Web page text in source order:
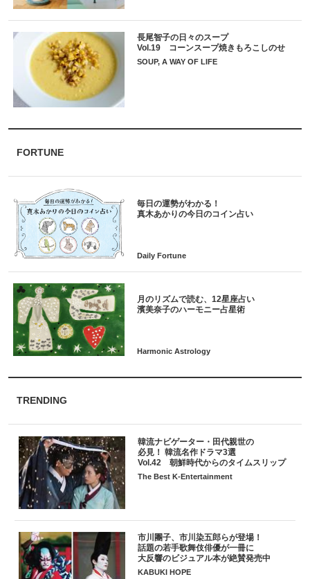
長尾智子の日々のスープ
Vol.19 コーンスープ焼きもろこしのせ
SOUP, A WAY OF LIFE
FORTUNE
毎日の運勢がわかる！
月のリズムで読む、12星座占い
TRENDING
韓流ナビゲーター・田代親世の
必見！ 韓流名作ドラマ3選
Vol.42 朝鮮時代からのタイムスリップ
The Best K-Entertainment
市川團子、市川染五郎らが登場！
話題の若手歌舞伎俳優が一冊に
大反響のビジュアル本が絶賛発売中
KABUKI HOPE